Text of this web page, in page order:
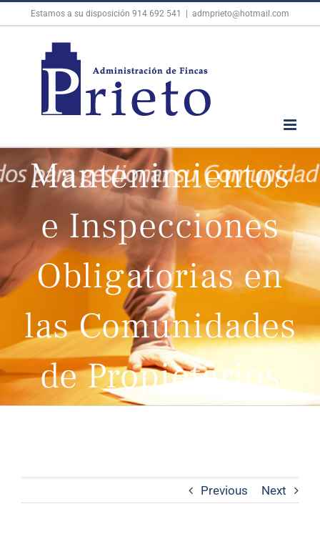
Estamos a su disposición 914 692 541 admprieto@hotmail.com
Mantenimientos
e Inspecciones
Obligatorias en
las Comunidades
de Propietarios
Previous Next